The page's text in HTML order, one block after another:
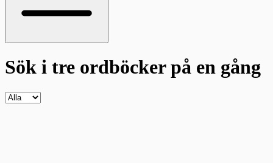
Sök i tre ordböckerpå en gång